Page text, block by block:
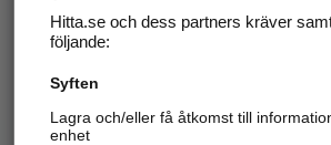
Hitta.se - Gratis nummerupplysning.
Sök företag, personer och platser.
Hitta.se och dess partners kräver
följande:
Syften
Lagra och/eller få åtkomst till
enhet